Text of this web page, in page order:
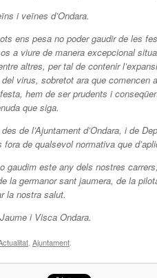
i veïnes d’Ondara.
ens pesa no poder gaudir de les
a viure de manera excepcional
altres, per tal de contenir
virus, sobretot ara que comencen
hem de ser prudents i
que siga.
de l’Ajuntament d’Ondara, i de
fora de qualsevol normativa que
gaudim este any dels nostres
la germanor sant jaumera, de la
la nostra salut.
i Visca Ondara.
Ajuntament